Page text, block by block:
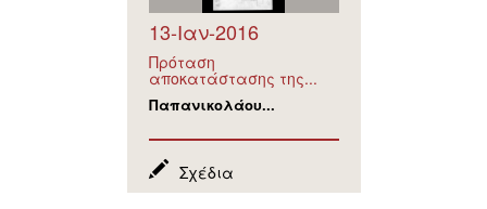
13-Ιαν-2016
Πρόταση
αποκατάστασης της...
Παπανικολάου...
Σχέδια